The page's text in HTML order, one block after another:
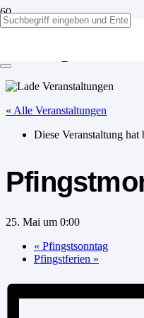
« Alle Veranstaltungen
Diese Veranstaltung hat
25. Mai um 0:00
« Pfingstsonntag
Pfingstferien »